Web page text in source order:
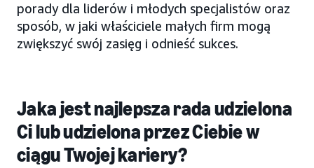
porady dla liderów i młodych specjalistów oraz
sposób, w jaki właściciele małych firm mogą
zwiększyć swój zasięg i odnieść sukces.
Jaka jest najlepsza rada udzielona
Ci lub udzielona przez Ciebie w
ciągu Twojej kariery?